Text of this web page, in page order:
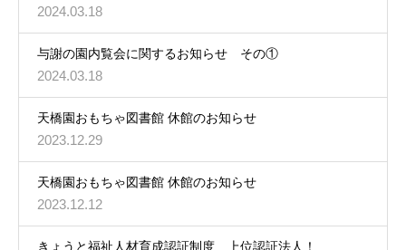
2024.03.18
与謝の園内覧会に関するお知らせ その①
2024.03.18
天橋園おもちゃ図書館 休館のお知らせ
2023.12.29
天橋園おもちゃ図書館 休館のお知らせ
2023.12.12
きょうと福祉人材育成認証制度 上位認証法人！